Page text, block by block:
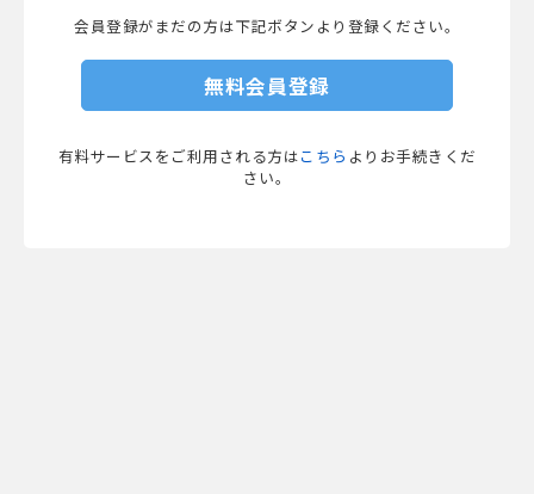
会員登録がまだの方は下記ボタンより登録ください。
無料会員登録
有料サービスをご利用される方は こちら よりお手続きくだ
さい。